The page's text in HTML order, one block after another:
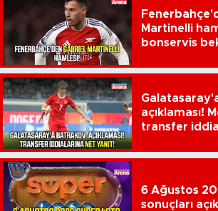
Martinelli
bonservis
açıklaması!
transfer
6 Ağustos
sonuçları